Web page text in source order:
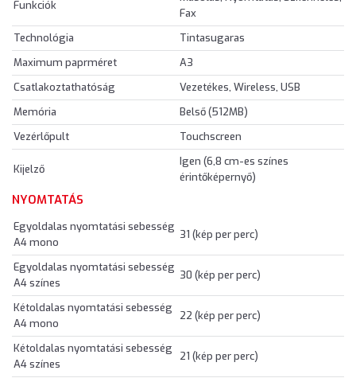
Funkciók
Fax
Technológia
Tintasugaras
Maximum paprméret
A3
Csatlakoztathatóság
Vezetékes, Wireless, USB
Memória
Belső (512MB)
Vezérlőpult
Touchscreen
Kijelző
Igen (6,8 cm-es színes
érintőképernyő)
NYOMTATÁS
Egyoldalas nyomtatási sebesség
A4 mono
31 (kép per perc)
Egyoldalas nyomtatási sebesség
A4 színes
30 (kép per perc)
Kétoldalas nyomtatási sebesség
A4 mono
22 (kép per perc)
Kétoldalas nyomtatási sebesség
A4 színes
21 (kép per perc)